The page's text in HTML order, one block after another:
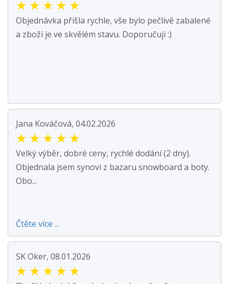
★ ★ ★ ★ ★
Objednávka přišla rychle, vše bylo pečlivě zabalené
a zboží je ve skvělém stavu. Doporučuji :)
Jana Kováčová, 04.02.2026
★ ★ ★ ★ ★
Velký výběr, dobré ceny, rychlé dodání (2 dny).
Objednala jsem synovi z bazaru snowboard a boty.
Obo...
Čtěte více ...
SK Oker, 08.01.2026
★ ★ ★ ★ ★